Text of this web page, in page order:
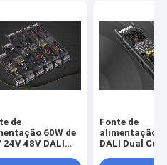
de
60W de
24V 48V DALI
Fonte de
alimentação
DALI Dual